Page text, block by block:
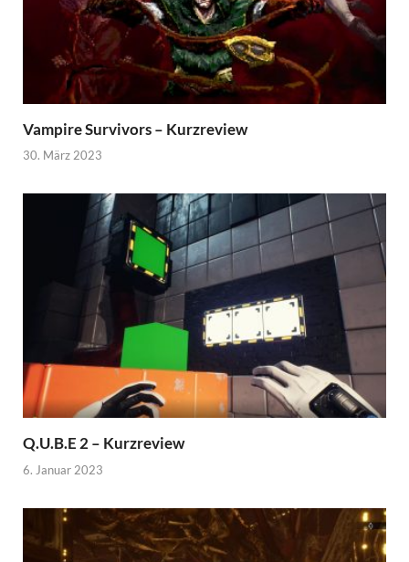
Vampire Survivors – Kurzreview
30. März 2023
Q.U.B.E 2 – Kurzreview
6. Januar 2023